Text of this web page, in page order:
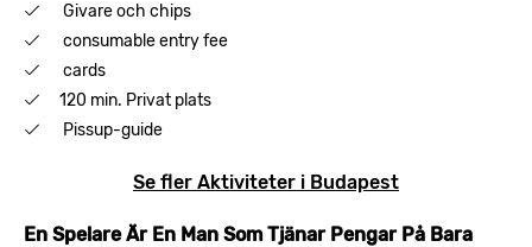
Givare och chips
consumable entry fee
cards
120 min. Privat plats
Pissup-guide
Se fler Aktiviteter i Budapest
En Spelare Är En Man Som Tjänar Pengar På Bara